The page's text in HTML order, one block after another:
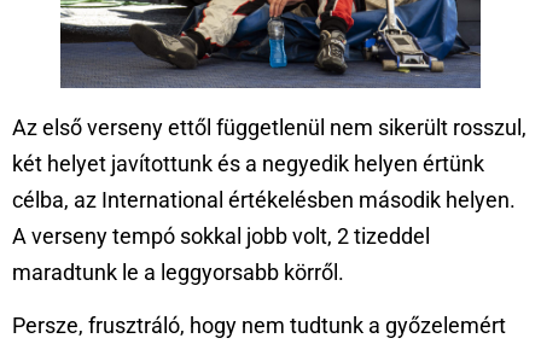
Az első verseny ettől függetlenül nem sikerült rosszul,
két helyet javítottunk és a negyedik helyen értünk
célba, az International értékelésben második helyen.
A verseny tempó sokkal jobb volt, 2 tizeddel
maradtunk le a leggyorsabb körről.
Persze, frusztráló, hogy nem tudtunk a győzelemért